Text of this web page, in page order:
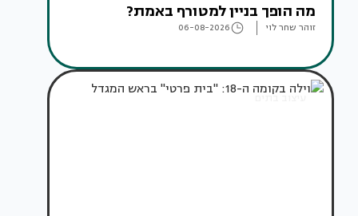
מה הופך בניין למטורף באמת?
זוהר שחר לוי 06-08-2026
עיצוב בתים